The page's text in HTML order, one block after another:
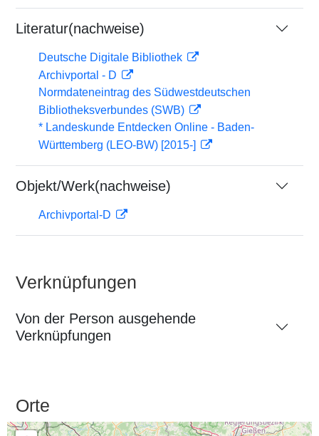
Literatur(nachweise)
Deutsche Digitale Bibliothek
Archivportal - D
Normdateneintrag des Südwestdeutschen
Bibliotheksverbundes (SWB)
* Landeskunde Entdecken Online - Baden-
Württemberg (LEO-BW) [2015-]
Objekt/Werk(nachweise)
Archivportal-D
Verknüpfungen
Von der Person ausgehende
Verknüpfungen
Orte